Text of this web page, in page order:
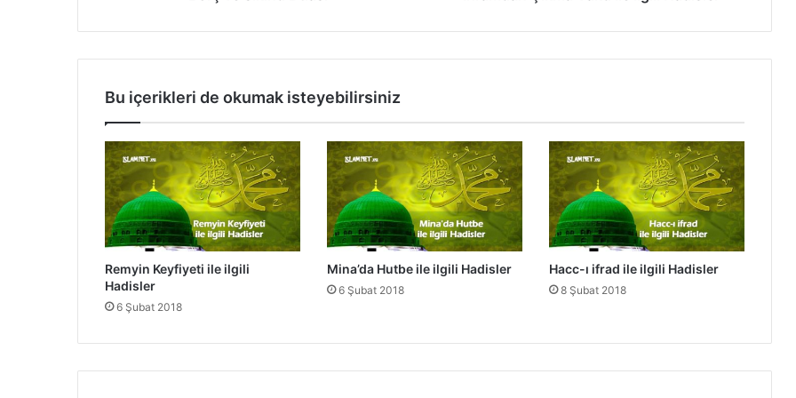
t
â
s
ı
m
t
i
İ
l
e
İ
l
g
i
a
Bu içerikleri de okumak isteyebilirsiniz
Remyin Keyfiyeti ile ilgili
Hadisler
6 Şubat 2018
Mina’da Hutbe ile ilgili Hadisler
6 Şubat 2018
Hacc-ı ifrad ile ilgili Hadisler
8 Şubat 2018